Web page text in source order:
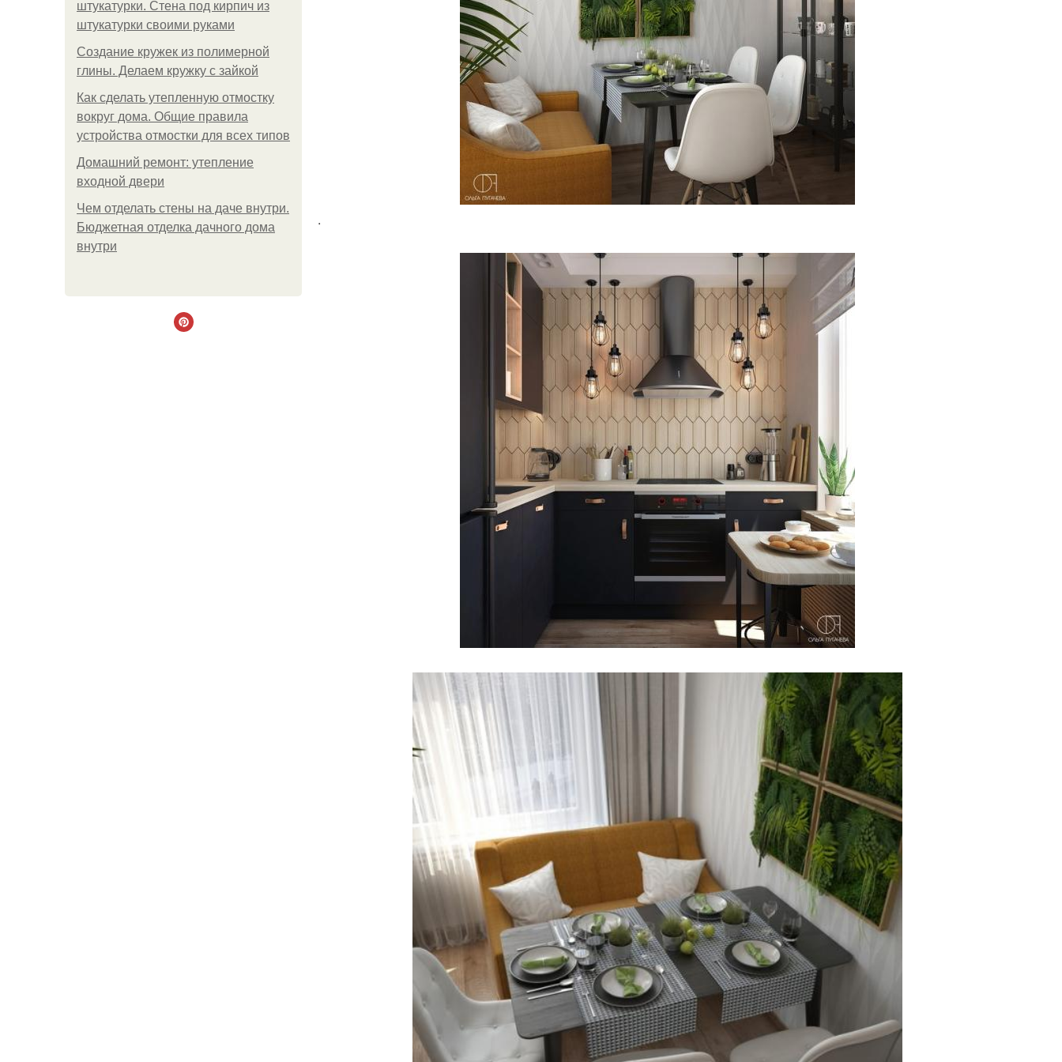
штукатурки. Стена под кирпич из
штукатурки своими руками
Создание кружек из полимерной
глины. Делаем кружку с зайкой
Как сделать утепленную отмостку
вокруг дома. Общие правила
устройства отмостки для всех типов
Домашний ремонт: утепление
входной двери
Чем отделать стены на даче внутри.
Бюджетная отделка дачного дома
внутри
.